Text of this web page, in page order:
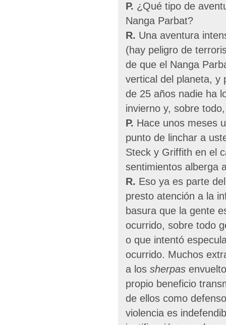
P. ¿Qué tipo de
Nanga Parbat?
R. Una aventura
(hay peligro de
de que el Nanga
vertical del planeta, y
de 25 años nadie ha
invierno y, sobre
P. Hace unos meses
punto de linchar a
Steck y Griffith en el
sentimientos alberga
R. Eso ya es parte
presto atención a la
basura que la gente
ocurrido, sobre todo
o que intentó
ocurrido. Muchos
a los sherpas
propio beneficio
de ellos como
violencia es